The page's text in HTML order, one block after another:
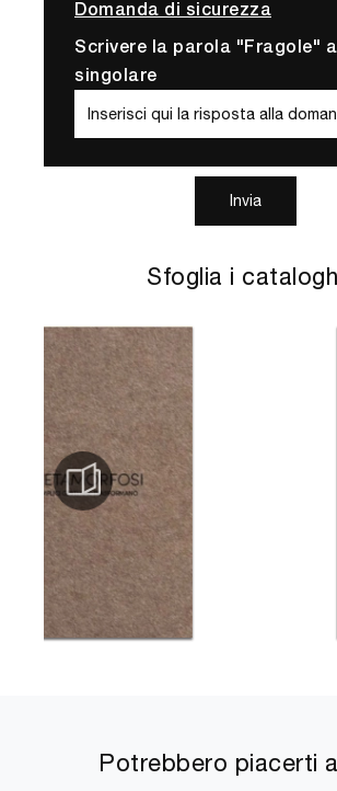
Sfoglia i
Domanda di sicurezza
Scrivere la parola "Fragole" al
singolare
Invia
Potrebbero piacerti